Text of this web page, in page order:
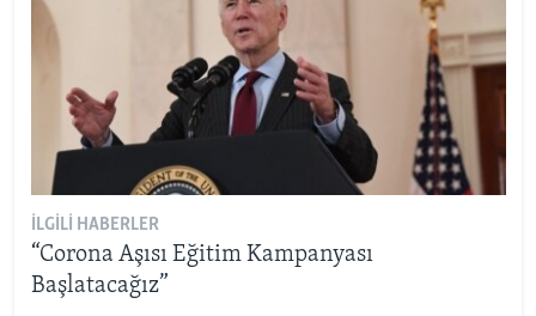
İLGILI HABERLER
“Corona Aşısı Eğitim Kampanyası
Başlatacağız”